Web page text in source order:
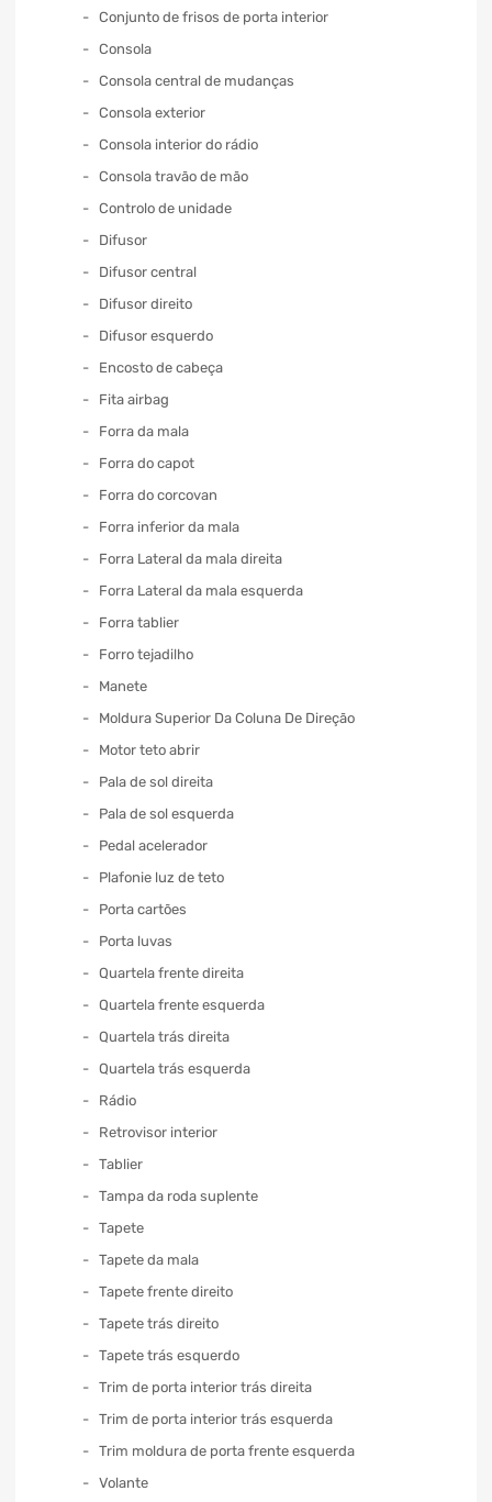
Conjunto de frisos de porta interior
Consola
Consola central de mudanças
Consola exterior
Consola interior do rádio
Consola travão de mão
Controlo de unidade
Difusor
Difusor central
Difusor direito
Difusor esquerdo
Encosto de cabeça
Fita airbag
Forra da mala
Forra do capot
Forra do corcovan
Forra inferior da mala
Forra Lateral da mala direita
Forra Lateral da mala esquerda
Forra tablier
Forro tejadilho
Manete
Moldura Superior Da Coluna De Direção
Motor teto abrir
Pala de sol direita
Pala de sol esquerda
Pedal acelerador
Plafonie luz de teto
Porta cartões
Porta luvas
Quartela frente direita
Quartela frente esquerda
Quartela trás direita
Quartela trás esquerda
Rádio
Retrovisor interior
Tablier
Tampa da roda suplente
Tapete
Tapete da mala
Tapete frente direito
Tapete trás direito
Tapete trás esquerdo
Trim de porta interior trás direita
Trim de porta interior trás esquerda
Trim moldura de porta frente esquerda
Volante